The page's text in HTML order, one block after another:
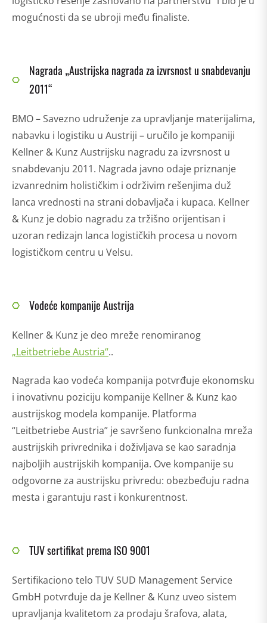
mogućnosti da se ubroji među finaliste.
Nagrada „Austrijska nagrada za izvrsnost u snabdevanju
2011“
BMO – Savezno udruženje za upravljanje materijalima,
nabavku i logistiku u Austriji – uručilo je kompaniji
Kellner & Kunz Austrijsku nagradu za izvrsnost u
snabdevanju 2011. Nagrada javno odaje priznanje
izvanrednim holističkim i održivim rešenjima duž
lanca vrednosti na strani dobavljača i kupaca. Kellner
& Kunz je dobio nagradu za tržišno orijentisan i
uzoran redizajn lanca logističkih procesa u novom
logističkom centru u Velsu.
Vodeće kompanije Austrija
Kellner & Kunz je deo mreže renomiranog
„Leitbetriebe Austria“..
Nagrada kao vodeća kompanija potvrđuje ekonomsku
i inovativnu poziciju kompanije Kellner & Kunz kao
austrijskog modela kompanije. Platforma
“Leitbetriebe Austria” je savršeno funkcionalna mreža
austrijskih privrednika i doživljava se kao saradnja
najboljih austrijskih kompanija. Ove kompanije su
odgovorne za austrijsku privredu: obezbeđuju radna
mesta i garantuju rast i konkurentnost.
TUV sertifikat prema ISO 9001
Sertifikaciono telo TUV SUD Management Service
GmbH potvrđuje da je Kellner & Kunz uveo sistem
upravljanja kvalitetom za prodaju šrafova, alata,